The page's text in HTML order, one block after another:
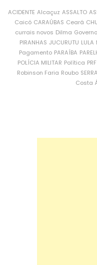
ACIDENTE Alcaçuz ASSALTO
Caicó CARAÚBAS Ceará
currais novos Dilma
PIRANHAS JUCURUTU LULA
Pagamento PARAÍBA
POLÍCIA MILITAR Política PRF
Robinson Faria Roubo
Costa